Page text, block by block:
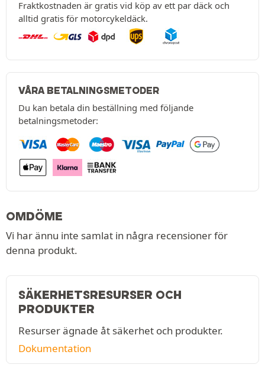
Fraktkostnaden är gratis vid köp av ett par däck och
alltid gratis för motorcykeldäck.
VÅRA BETALNINGSMETODER
Du kan betala din beställning med följande
betalningsmetoder:
OMDÖME
Vi har ännu inte samlat in några recensioner för
denna produkt.
SÄKERHETSRESURSER OCH
PRODUKTER
Resurser ägnade åt säkerhet och produkter.
Dokumentation